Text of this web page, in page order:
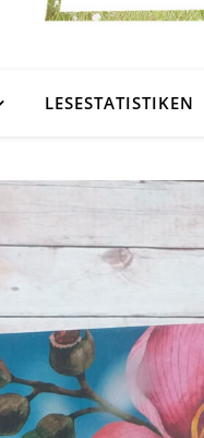
LESESTATISTIKEN